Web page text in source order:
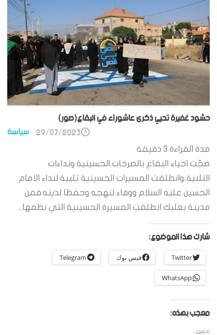
حشود غفيرة تحيي ذكرى عاشوراء في البقاع(صور)
سياسة 29/07/2023
مدة القراءة 3 دقيقة
ضجّت احياء البقاع بالصرخات الحسينية ونداءات
التلبية،وانطلقت المسيرات الحسينية تلبية لنداء الامام
الحسين عليه السلام ووفاء لنهجه وحفظا لدينه.فمن
مدينة بعلبك انطلقت المسيرة الحسينية التي نظمها...
شارك هذا الموضوع:
Twitter فيس بوك Telegram
WhatsApp
معجب بهذه:
تحميل...